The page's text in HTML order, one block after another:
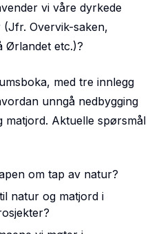
vi våre dyrkede
Overvik-saken,
Ørlandet etc.)?
med tre innlegg
unngå nedbygging
Aktuelle spørsmål
om tap av natur?
natur og matjord i